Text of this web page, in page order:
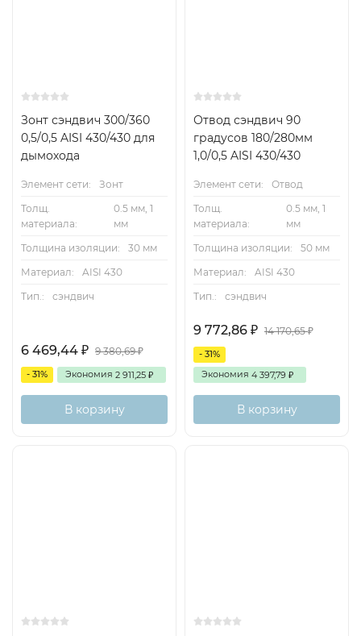
Зонт сэндвич 300/360
0,5/0,5 AISI 430/430 для
дымохода
Элемент сети:
Зонт
Толщ.
материала:
0.5 мм, 1
мм
Толщина изоляции:
30 мм
Материал:
AISI 430
Тип.:
сэндвич
6 469,44 ₽ 9 380,69₽
- 31% Экономия 2 911,25 ₽
В корзину
Отвод сэндвич 90
градусов 180/280мм
1,0/0,5 AISI 430/430
Элемент сети:
Отвод
Толщ.
материала:
0.5 мм, 1
мм
Толщина изоляции:
50 мм
Материал:
AISI 430
Тип.:
сэндвич
9 772,86 ₽ 14 170,65₽
- 31%
Экономия 4 397,79 ₽
В корзину